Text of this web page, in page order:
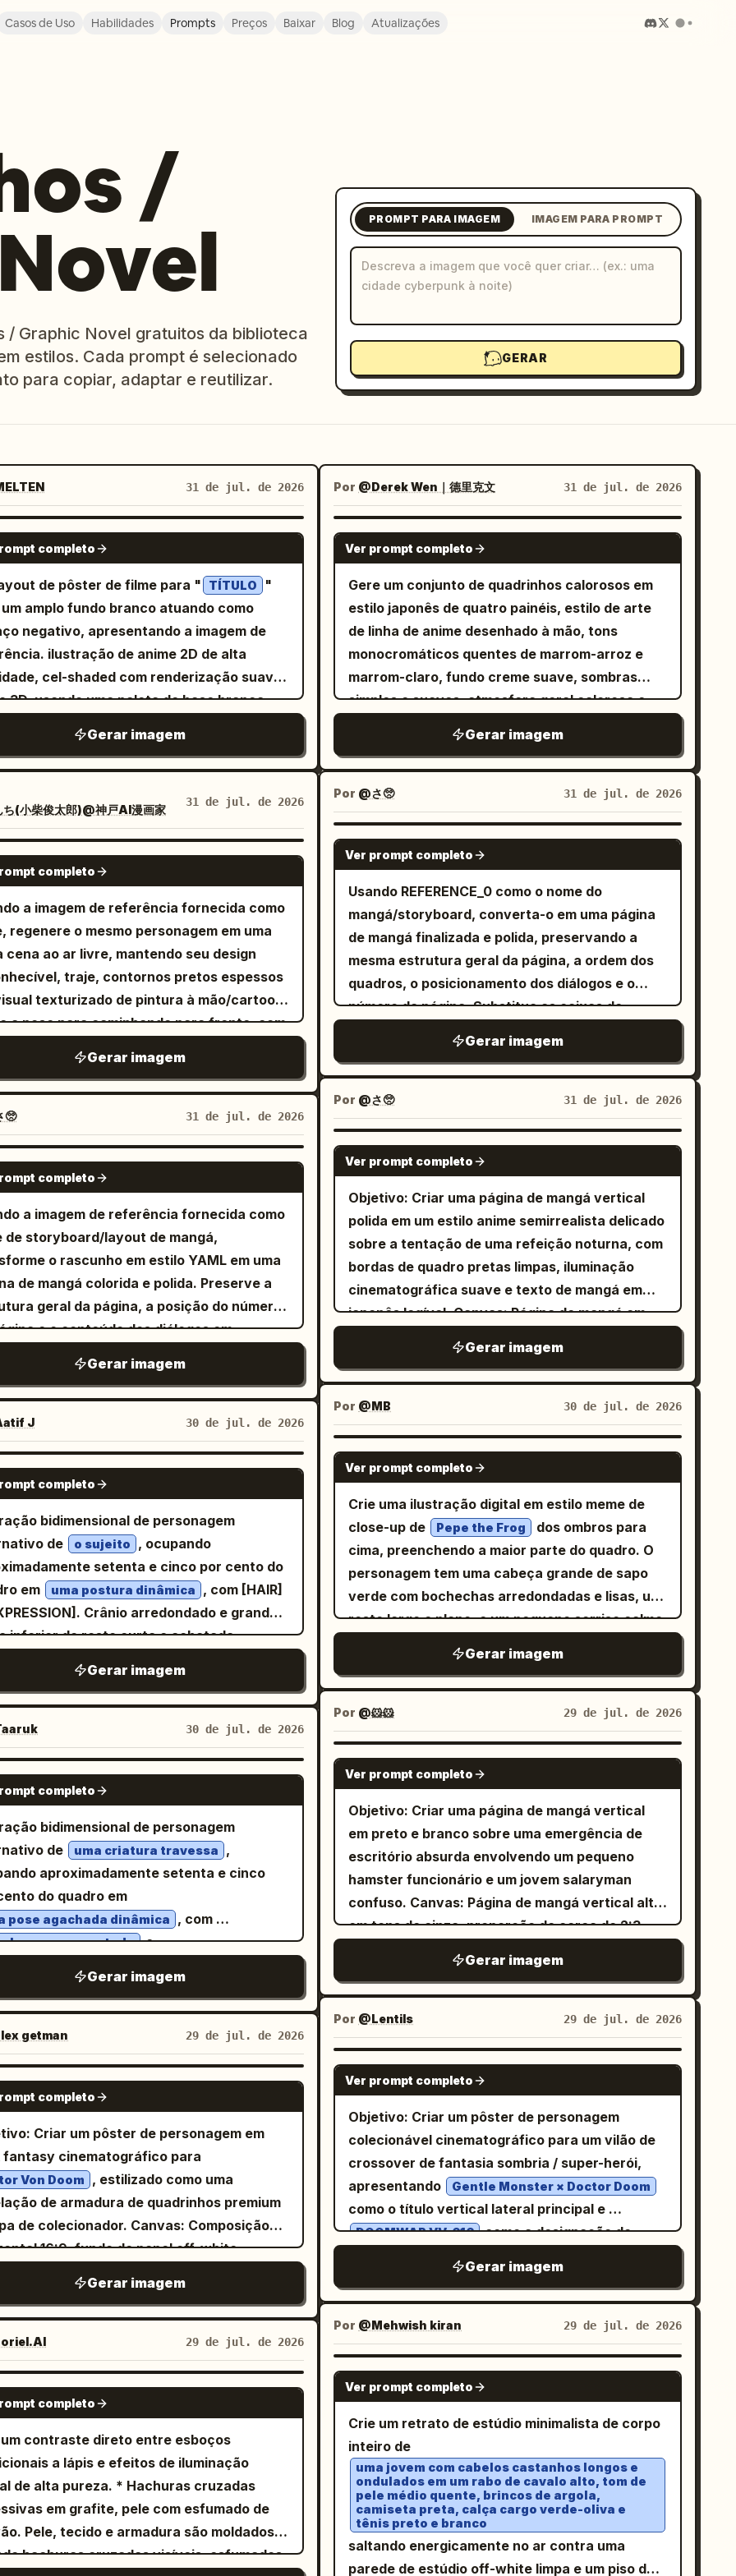
Casos de Uso Habilidades Prompts Preços Baixar Blog Atualizações
/
/ Graphic Novel gratuitos da biblioteca
estilos. Cada prompt é selecionado
para copiar, adaptar e reutilizar.
PROMPT PARA IMAGEM IMAGEM PARA PROMPT
GERAR
31 de jul. de 2026
GPT IMAGE 2
completo
de pôster de filme para " TÍTULO
"
amplo fundo branco atuando como
negativo, apresentando a imagem de
ilustração de anime 2D de alta
cel-shaded com renderização suave
3D, usando uma paleta de base branca
manhwa coreano. nota: requer pelo
1 imagem como referência. nota 2:
isto ao prompt para remover os
do pôster: negative: billing block or
block
Gerar imagem
ち(小柴俊太郎)@神戸AI漫画家
31 de jul. de 2026
GPT IMAGE 2
completo
a imagem de referência fornecida como
regenere o mesmo personagem em uma
cena ao ar livre, mantendo seu design
traje, contornos pretos espessos
texturizado de pintura à mão/cartoon.
a pose para caminhando para frente, com
uma pequena gota de suor na
para demonstrar desconforto ou
fofo cachorro Shiba Inu
ao lado do personagem na guia:
cauda enrolada, coleira vermelha,
feliz de boca aberta, contorno preto
e textura de pintura correspondente.
a cena em um caminho rochoso à beira
com um rio azul correndo horizontalmente
plano médio, pedras espalhadas, arbustos/
verdes ao longo de ambos os lados, um
brilhante e exatamente 1 nuvem branca
no canto superior esquerdo. Adicione
1 balão de pensamento branco no
superior direito conectado por 2
pontos de bolha, contendo o texto em
em letras verticais pretas.
faça com que toda a imagem pareça uma
infantil ousada, pintada com textura
visíveis, cores saturadas, contornos
grossos, proporções lúdicas e uma
de paisagem quase quadrada. Evite
degradês, arte de linha fina ou
extra.
Gerar imagem
🥺 31 de jul. de 2026
GPT IMAGE 2
completo
a imagem de referência fornecida como
de storyboard/layout de mangá,
o rascunho em estilo YAML em uma
de mangá colorida e polida. Preserve a
geral da página, a posição do número
e o conteúdo dos diálogos em
por ilustrações de personagens
e redesenhe os quadros de forma
de mangá
intitulada 夜食 , página 2/4 , com
storyboard de referência. Layout:
exatamente 4 quadros visíveis: 1
superior largo, 2 quadros centrais
lado a lado e 1 quadro inferior largo.
bordas de quadro de mangá pretas e limpas,
os dois quadros centrais divididos por uma
inclinada. Adicione o identificador do
centralizado na parte inferior:
. Substituições de personagens: -
o marcador “あちゃち” por uma bela
de cabelos longos e escuros, olhos
no estilo shoujo e uma camisa
marrom com um colete escuro. -
o marcador “悪魔ファブち” por um
demônio de cabelos prateados,
severa e roupas escuras. - Substitua
“天使ファブち” por uma versão anjo
homem, de cabelos prateados e
com asas brancas, um halo
mãos juntas e uma atmosfera
1. Quadro superior: Mostre a jovem em
de cozinha/sala de jantar
uma tigela de tofu coberta com
verde, falando a mesma linha da
em um balão de fala vertical. 2.
central esquerdo: Mostre o homem
de braços cruzados contra um fundo
escuro, com dois balões de fala verticais
ao diálogo de referência. 3.
central direito: Mostre o homem anjo
com as mãos juntas, halo e asas
contra um fundo dourado brilhante com
flores; mantenha dois balões de fala
ao diálogo de referência. 4.
inferior: Mostre a jovem segurando um
frasco de tempero shichimi à
surpresa; inclua um balão de ênfase
para “七味も…かける…!”, um balão
para a fala do lado do anjo e um balão
linha final. Estilo: Ilustração de
manhwa shoujo japonês polido,
suaves, arte de linha delicada,
atraente dos personagens, rubor
iluminação interna quente, rostos
balões de fala verticais em
Mantenha o diálogo legível e em
usando o texto original do storyboard
Gerar imagem
J 30 de jul. de 2026
GPT IMAGE 2
completo
bidimensional de personagem
de
o sujeito
, ocupando
setenta e cinco por cento do
em
uma postura dinâmica
, com [HAIR]
Crânio arredondado e grande,
inferior do rosto curta e achatada,
levemente grandes, olhos ovais pálidos
com pupilas minúsculas fora do
sobrancelhas pretas horizontais
grossas, pálpebras superiores
pesadas, olheiras em tom malva suave,
triangular largo e minúsculo, e um sorriso
e assimétrico exibindo dentes
irregulares desenhados
um dente superior claramente
um dente lascado e lacunas pretas
Vista o personagem com
gráficas simplificadas
gráficas amplas com costuras
dobras mínimas e pequenos
desenhados à mão. Contornos
em tinta preta usando silhuetas
grossas, linhas faciais de peso médio,
de cabelo angulares finas e apenas
marcas de arranhões curtas ao redor
de cores opacas planas, uma forma de
de borda rígida por forma, hachuras
esparsas, leve oscilação de tinta, leve
de cores e textura de papel
contida. Paleta de [COLORS]
e moderadamente saturada. Coloque
contra [BACKGROUND], reduzido
formas planas, alguns detalhes
desenhados de forma solta e letras
pintadas à mão de forma rústica lendo
use uma composição descentralizada
para cima, uma leve inclinação de
tipografia de fundo cortada, margens
soltas e bordas impressas levemente
Proporção 4:5.
Gerar imagem
30 de jul. de 2026
GPT IMAGE 2
completo
bidimensional de personagem
de
uma criatura travessa
,
aproximadamente setenta e cinco
do quadro em
pose agachada dinâmica , com
escuro espetado e
exagerado, parte inferior do rosto
e achatada, mandíbula estreita, pescoço
e fino, orelhas ligeiramente grandes, olhos
pálidos enormes com pupilas minúsculas
sobrancelhas pretas
extremamente grossas, pálpebras
pretas pesadas, olheiras em tom
suave, nariz triangular pequeno e largo, e
assimétrico amplo mostrando dentes
irregulares desenhados
um dente superior claramente
um dente lascado e lacunas pretas
Vista o personagem com
simplificado em formas gráficas
com costuras robustas, dobras mínimas
acessórios desenhados à mão.
em tinta preta confiantes usando
externas grossas, linhas faciais de
médio, mechas de cabelo finas e angulares
dos olhos, cabelo e costuras da roupa;
de cores opacas planas, uma forma
cel-shaded de borda rígida por
hachuras de lápis esparsas, leve
de tinta, leve desalinhamento de
Gerar imagem
getman 29 de jul. de 2026
GPT IMAGE 2
completo
Criar um pôster de personagem em
fantasy cinematográfico para
Von Doom
, estilizado como uma
de armadura de quadrinhos premium
colecionador. Canvas: Composição
16:9, fundo de papel off-white
da armadura dominando os dois terços da
Use alto contraste, renderização
sombras dramáticas, granulação de
halftone, arranhões sutis e textura
desgastado. Assunto principal: Um
soberano encapuzado em uma armadura
forjada em preto ornamentado,
dos ombros para cima em um close
de três quartos. Ele usa um capuz de
tramado em
verde esmeralda
profunda
projeta uma sombra pesada sobre seu
Sua máscara de metal é de um tom cinza-
escuro com filigranas gravadas,
Gerar imagem
29 de jul. de 2026
GPT IMAGE 2
completo
contraste direto entre esboços
a lápis e efeitos de iluminação
de alta pureza. * Hachuras cruzadas
em grafite, pele com esfumado de
Pele, tecido e armadura são moldados
hachuras cruzadas visíveis, esfumados
Por @Derek Wen｜德里克文 31 de jul. de 2026
GPT IMAGE 2
Ver prompt completo
Gere um conjunto de quadrinhos calorosos em
estilo japonês de quatro painéis, estilo de arte
de linha de anime desenhado à mão, tons
monocromáticos quentes de marrom-arroz e
marrom-claro, fundo creme suave, sombras
simples e suaves, atmosfera geral calorosa e
padrão de quatro painéis 2x2, separados por
bordas marrons finas entre cada painel. Título
superior: caracteres grandes "
Dia do Casal ",
com um pequeno coração de cada lado, estilo
manuscrito em marrom escuro. [Conteúdo dos
quatro painéis] Painel 1: Retrato de pé de um
jovem casal asiático. O
está atrás da
mulher
, com as mãos suavemente em seus
ombros, ambos sorrindo para a câmera. Painel
2: O casal sentado em um interior
aconchegante, segurando canecas com ambas
as mãos, sorrindo um para o outro. A mulher tem
um balão de diálogo claro em chinês: "Obrigada
por estar sempre comigo." Balão de diálogo
branco arredondado, texto preto claro. Painel 3:
O casal cozinhando junto na cozinha. Lado a
lado no fogão, o homem mexendo a comida, a
mulher ajudando, expressões focadas e felizes.
Painel 4: O casal se abraçando fortemente. O
a testa da mulher, a mulher fecha os olhos e
sorri. [Requisitos obrigatórios de consistência
dos personagens] Os dois personagens devem
manter exatamente o mesmo rosto, penteado,
roupas e proporções corporais do Painel 1 ao
cabelo curto, aparência gentil, vestindo um
suéter ou camisa simples. Mulher: cabelo de
comprimento médio, aparência gentil, vestindo
roupas de estilo caseiro. [Estilo e textura] Arte
de linha de anime desenhada à mão,
monocromática em marrom-arroz quente +
marrom-claro + branco creme, sombras simples,
como mangá de estilo de vida japonês ou
ilustrações reconfortantes. [Requisitos de
texto] O chinês nos balões de diálogo deve
estar correto, claro, sem caracteres distorcidos
ou deformação. Evite: fotografia realista,
renderização 3D, cores brilhantes, fundos
complexos, deformação facial dos
personagens, texto ilegível, aparência de
adesivo barato.
Gerar imagem
Por @さ🥺 31 de jul. de 2026
GPT IMAGE 2
Ver prompt completo
Usando REFERENCE_0 como o nome do
mangá/storyboard, converta-o em uma página
de mangá finalizada e polida, preservando a
mesma estrutura geral da página, a ordem dos
quadros, o posicionamento dos diálogos e o
número da página. Substitua as caixas de
ilustrados, mantendo o fluxo da cena do
storyboard. Objetivo: Finalizar a página como
uma página de mangá shoujo / josei limpa e
colorida sobre 夜食 , com arte de linha
profissional, gradientes suaves, renderização
detalhada dos personagens e bordas de quadro
pretas e nítidas. Tela e layout: Mantenha
exatamente 4 quadros: 1 quadro superior largo,
2 quadros diagonais no meio e 1 quadro inferior
largo. Adicione o título 「夜食」 no canto
superior esquerdo, o número da página 「2/4」
no canto superior direito e o identificador do
artista 「@_sagyo」 centralizado na parte
superior largo: Ilustre a garota do storyboard
como uma bela jovem em uma cozinha
aconchegante, segurando uma tigela de tofu
com cobertura verde. Mantenha um balão de
fala vertical com 「じゃ…お豆腐にめんつゆかけ
Substitua o espaço reservado "malvado" por
uma versão demônio de cabelo prateado do
personagem masculino, com chifres pretos,
asas de morcego escuras, pose severa de
braços cruzados e um fundo roxo sinistro.
は正直おいしいので何も言えません…」 e 「せめてネ
ギとかかは載せましょう それくらいの悪は許されま
す」. 3. Quadro diagonal central direito:
Substitua o espaço reservado "anjo" pelo
mesmo personagem masculino de cabelo
prateado como um anjo, sorrindo com as mãos
juntas, asas brancas, auréola brilhante, brilhos,
flores e um fundo dourado celestial quente.
Inclua exatamente 2 balões de fala: 「まぁ…！夜
食界の優等生ですよ…」 e 「えらいです…」. 4.
Quadro inferior largo: Mostre a garota
novamente à esquerda segurando um pequeno
frasco de tampa vermelha rotulado como 「七
味」, parecendo determinada. Adicione
exatamente 3 efeitos/balões de diálogo pelo
quadro: um balão pontiagudo escrito 「七味も…
かける…！」, um balão ondulado escrito 「くっ…
今夜は天使側の勝ちですか…」 e um balão oval
escrito 「それは悪ではなく彩りです」. Use um
fundo/mesa simples e aconchegante.
Restrições de estilo: Mantenha o diálogo em
japonês legível e com composição vertical onde
apropriado. Torne a arte final muito mais
detalhada do que o storyboard, com rostos de
anime atraentes, iluminação suave, coloração
limpa e sem quadros ou balões de fala extras.
Preserve a interpretação cômica de anjo versus
demônio dos espaços reservados originais.
Gerar imagem
Por @さ🥺 31 de jul. de 2026
GPT IMAGE 2
Ver prompt completo
Objetivo: Criar uma página de mangá vertical
polida em um estilo anime semirrealista delicado
sobre a tentação de uma refeição noturna, com
bordas de quadro pretas limpas, iluminação
cinematográfica suave e texto de mangá em
japonês legível. Canvas: Página de mangá em
margem externa branca. Coloque o título 「夜
食」 no canto superior esquerdo e o número da
página 「1/4」 no canto superior direito.
Adicione uma pequena assinatura centralizada
na parte inferior: @_sagyo. Layout: Use
exatamente 4 quadros. O quadro 1 é um quadro
largo ocupando toda a largura da parte
superior, ocupando cerca de metade da altura
da página. Os quadros 2 e 3 são dois quadros
menores iguais lado a lado na fileira do meio. O
quadro 4 é um quadro largo ocupando toda a
largura da parte inferior. Use divisórias pretas
grossas entre os quadros. Quadro 1: Uma
cozinha e sala de jantar mal iluminadas em azul
à meia-noite. Uma jovem esguia chamada
está em frente a
uma geladeira prateada, com uma mão
descansando no estômago. Ela tem longos
cabelos castanhos escuros, pele clara, um
tipo colete escuro, mangas transparentes
xadrez, meias curtas e sapatos marrons com
cadarço. A cozinha inclui exatamente estes
elementos ambientais visíveis: 1 pia e balcão à
esquerda, 1 janela mostrando o céu noturno, 1
direita, 1 micro-ondas, 1 cafeteira, 1 mesa de
jantar de madeira, 2 cadeiras de jantar, 1 caneca
escura na mesa e vários frascos/potes
pequenos nas prateleiras. Texto: uma caixa de
narração vertical à direita diz 「深夜零時—」, um
som ondulado de estômago perto da mulher diz
「ぐぅ〜」 e um balão de fala irregular branco à
esquerda diz 「小腹…すいた…」. Quadro 2:
Retrato em close-up do busto de um homem
demônio bonito em um fundo roxo. Ele tem
cabelos brancos muito longos, pele clara,
chifres pretos curvos, olhos afiados e
elegantes, e uma expressão provocante com
um dedo perto dos lábios. Ele veste uma camisa
escura, colete marrom, gravata ou cordão
laranja e um pequeno lenço de bolso laranja.
Inclua exatamente 3 motivos de diabo: 1 silhueta
de gato-diabo preto pequeno, 1 símbolo de
tridente e 1 asa de morcego preta. Texto em um
balão de fala branco diz 「今食べたいものが一番お
いしいに決まっています」. Quadro 3: Retrato em
close-up correspondente do busto do mesmo
homem como um anjo em um fundo dourado
quente. Ele tem longos cabelos brancos, pele
clara, uma auréola brilhante, asas brancas
emplumadas e mãos juntas como se estivesse
rezando, com uma expressão gentil e
Gerar imagem
Por @MB 30 de jul. de 2026
GPT IMAGE 2
Ver prompt completo
Crie uma ilustração digital em estilo meme de
close-up de
Pepe the Frog
dos ombros para
cima, preenchendo a maior parte do quadro. O
personagem tem uma cabeça grande de sapo
verde com bochechas arredondadas e lisas, um
rosto largo e plano, e um pequeno sorriso calmo
grandes com armações cinzas finas; ambas as
lentes são extremamente brancas e brilhantes
com um efeito de brilho suave, obscurecendo os
olhos como se estivessem brilhando com um
reflexo intenso. Uma mão verde está levantada
no lado direito da imagem, com o dedo indicador
tocando ou empurrando a ponte dos óculos em
um gesto inteligente e sarcástico. O
personagem veste uma camisa simples de cor
azul brilhante
visível na parte inferior. Use
contornos de esboço pretos grossos e
irregulares, coloração simples e plana de
desenho animado, sombreamento verde suave
com aerógrafo no rosto e na mão, e um fundo
cinza de baixo detalhe de cor cinza claro . A
composição deve ser bem fechada, levemente
descentralizada, com o brilho dos óculos como o
ponto focal mais intenso, combinando com a
estética de um meme da internet / imagem de
Gerar imagem
Por @🐹🐹 29 de jul. de 2026
GPT IMAGE 2
Ver prompt completo
Objetivo: Criar uma página de mangá vertical
em preto e branco sobre uma emergência de
escritório absurda envolvendo um pequeno
hamster funcionário e um jovem salaryman
confuso. Canvas: Página de mangá vertical alta
em tons de cinza, proporção de cerca de 2:3,
painéis horizontais empilhados separados por
calhas em negrito. Estilo visual: Arte de linha
detalhada de mangá seinen japonês,
sombreamento com retículas (screentone),
perspectiva de escritório limpa, rostos
expressivos, linhas de velocidade dramáticas e
balões de fala irregulares. Alto contraste no
painel final. Sem cores. Cenário: Um escritório
moderno em plano aberto japonês com fileiras
de mesas, monitores de desktop, teclados,
pastas, prateleiras, divisórias, janelas,
atmosfera corporativa fluorescente e papelada.
O hamster tem uma configuração de escritório
em miniatura na mesa. Sujeitos principais: Use
exatamente três personagens recorrentes: 1)
um jovem trabalhador de escritório japonês de
terno escuro, camisa branca, gravata listrada,
cabelo preto curto, sentado em uma mesa
grande com um computador desktop; 2) um
em uma cadeira de escritório minúscula em uma
mesa em miniatura com monitor minúsculo,
teclado, papelada e material de escritório; 3) um
chefe de meia-idade irritado de terno e gravata,
óculos, rosto severo, sentado ou em pé em uma
mesa ao fundo. O jovem trabalhador é
um jovem salaryman japonês ; o hamster é
Gerar imagem
Por @Lentils 29 de jul. de 2026
GPT IMAGE 2
Ver prompt completo
Objetivo: Criar um pôster de personagem
colecionável cinematográfico para um vilão de
crossover de fantasia sombria / super-herói,
apresentando
Gentle Monster × Doctor Doom
como o título vertical lateral principal e
DOOMWAR VV-616 como a designação do
paisagem 16:9, fundo de pergaminho
esbranquiçado granulado com pontilhismo de
meio-tom, desgaste de tinta preta e um tom
amarelo-esverdeado suave. A composição é
dividida: uma coluna estreita de tipografia à
esquerda e um enorme retrato do personagem
em close preenchendo o centro e a direita.
Assunto principal: Um governante encapuzado
e blindado mostrado em close extremo dos
ombros para cima, levemente virado para a
câmera. Ele usa um capuz de tecido verde-
floresta profundo com textura de trama grossa,
uma máscara medieval de ficção científica em
Gerar imagem
Por @Mehwish kiran 29 de jul. de 2026
GPT IMAGE 2
Ver prompt completo
Crie um retrato de estúdio minimalista de corpo
inteiro de
uma jovem com cabelos castanhos longos e
ondulados em um rabo de cavalo alto, tom de
pele médio quente, brincos de argola,
camiseta preta, calça cargo verde-oliva e
tênis preto e branco
saltando energicamente no ar contra uma
parede de estúdio off-white limpa e um piso de